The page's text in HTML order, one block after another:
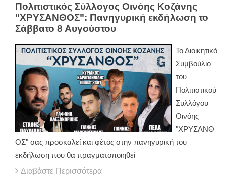
Πολιτιστικός Σύλλογος Οινόης Κοζάνης
"ΧΡΥΣΑΝΘΟΣ": Πανηγυρική εκδήλωση το
Σάββατο 8 Αυγούστου
Το Διοικητικό
Συμβούλιο
του
Πολιτιστικού
Συλλόγου
Οινόης
"ΧΡΥΣΑΝΘ
ΟΣ" σας προσκαλεί και φέτος στην πανηγυρική του
εκδήλωση που θα πραγματοποιηθεί
Διαβάστε Περισσότερα